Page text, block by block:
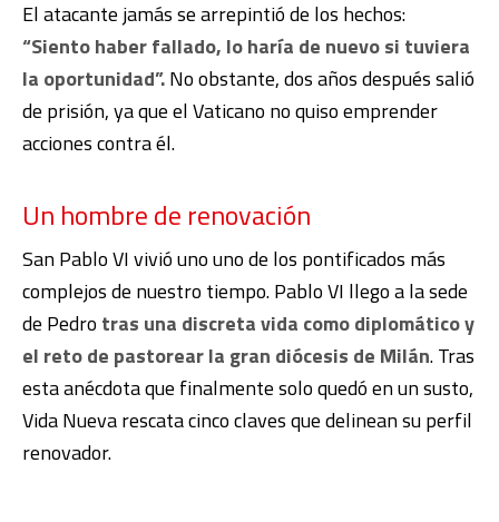
El atacante jamás se arrepintió de los hechos:
“Siento haber fallado, lo haría de nuevo si tuviera
la oportunidad”.No obstante, dos años después salió
de prisión, ya que el Vaticano no quiso emprender
acciones contra él.
Un hombre de renovación
San Pablo VI vivió uno uno de los pontificados más
complejos de nuestro tiempo. Pablo VI llego a la sede
de Pedro tras una discreta vida como diplomático y
el reto de pastorear la gran diócesis de Milán.Tras
esta anécdota que finalmente solo quedó en un susto,
Vida Nueva rescata cinco claves que delinean su perfil
renovador.